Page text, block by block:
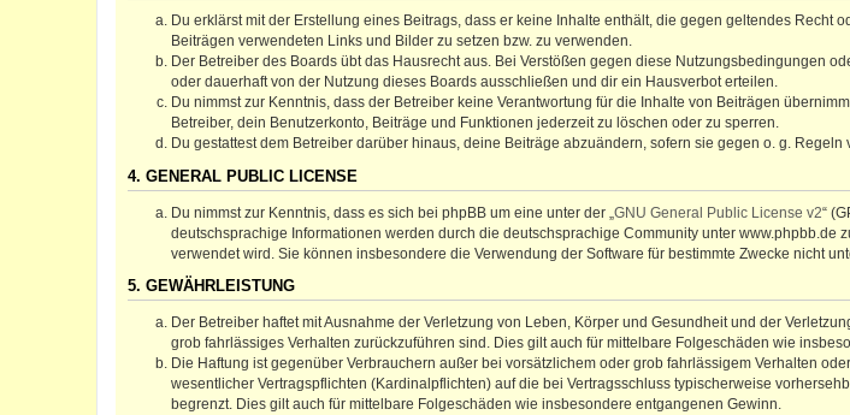
Du erklärst mit der Erstellung eines Beitrags, dass er keine Inhalte enthält, die gegen geltendes
Beiträgen verwendeten Links und Bilder zu setzen bzw. zu verwenden.
Der Betreiber des Boards übt das Hausrecht aus. Bei Verstößen gegen diese Nutzungsbedingungen
oder dauerhaft von der Nutzung dieses Boards ausschließen und dir ein Hausverbot erteilen.
Du nimmst zur Kenntnis, dass der Betreiber keine Verantwortung für die Inhalte von Beiträgen
Betreiber, dein Benutzerkonto, Beiträge und Funktionen jederzeit zu löschen oder zu sperren.
Du gestattest dem Betreiber darüber hinaus, deine Beiträge abzuändern, sofern sie gegen o. g.
4. GENERAL PUBLIC LICENSE
Du nimmst zur Kenntnis, dass es sich bei phpBB um eine unter der „ GNU General Public License v2“
deutschsprachige Informationen werden durch die deutschsprachige Community unter
verwendet wird. Sie können insbesondere die Verwendung der Software für bestimmte Zwecke nicht
5. GEWÄHRLEISTUNG
Der Betreiber haftet mit Ausnahme der Verletzung von Leben, Körper und Gesundheit und der
grob fahrlässiges Verhalten zurückzuführen sind. Dies gilt auch für mittelbare Folgeschäden wie
Die Haftung ist gegenüber Verbrauchern außer bei vorsätzlichem oder grob fahrlässigem Verhalten
wesentlicher Vertragspflichten (Kardinalpflichten) auf die bei Vertragsschluss typischerweise
begrenzt. Dies gilt auch für mittelbare Folgeschäden wie insbesondere entgangenen Gewinn.